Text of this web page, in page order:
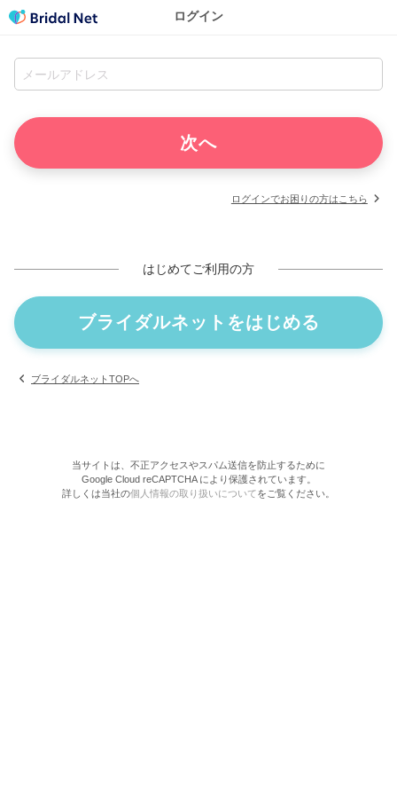
ログイン
ログインでお困りの方はこちら
はじめてご利用の方
ブライダルネットをはじめる
ブライダルネットTOPへ
当サイトは、不正アクセスやスパム送信を防止するために
Google Cloud reCAPTCHA により保護されています。
詳しくは当社の個人情報の取り扱いについてをご覧ください。